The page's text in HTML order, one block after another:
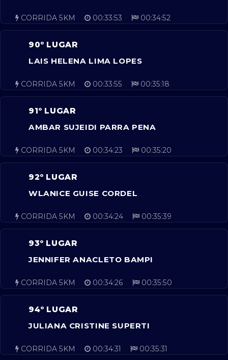
CORRIDA 5KM 00:33:53 00:34:52
90º LUGAR
LAIS HELENA LIMA LOPES
CORRIDA 5KM 00:33:55 00:35:18
91º LUGAR
AMBAR SUJEIDI PARRA PENA
CORRIDA 5KM 00:34:23 00:35:20
92º LUGAR
WLANICE GUISE CORDEL
CORRIDA 5KM 00:34:24 00:35:39
93º LUGAR
JENNIFER ANACLETO BAMPI
CORRIDA 5KM 00:34:26 00:35:50
94º LUGAR
JULIANA CRISTINE SUPERTI
CORRIDA 5KM 00:34:31 00:35:31